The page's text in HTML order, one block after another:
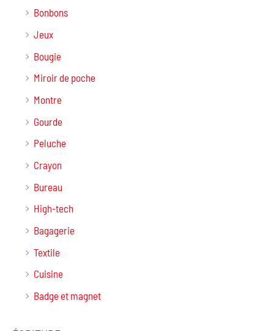
Bonbons
Jeux
Bougie
Miroir de poche
Montre
Gourde
Peluche
Crayon
Bureau
High-tech
Bagagerie
Textile
Cuisine
Badge et magnet